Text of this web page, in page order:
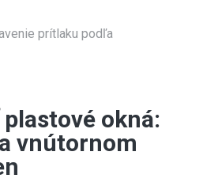
prítlaku podľa
okná:
vnútornom